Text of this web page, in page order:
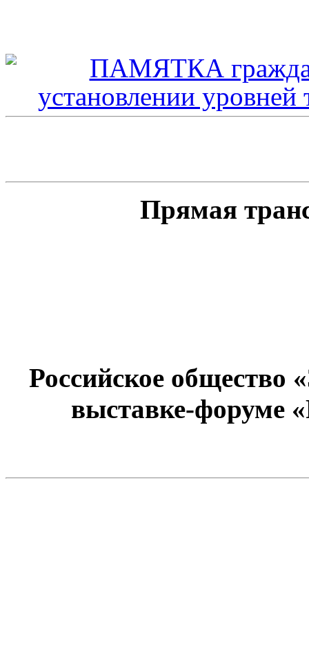
Прямая
Российское общество
выставке-форуме